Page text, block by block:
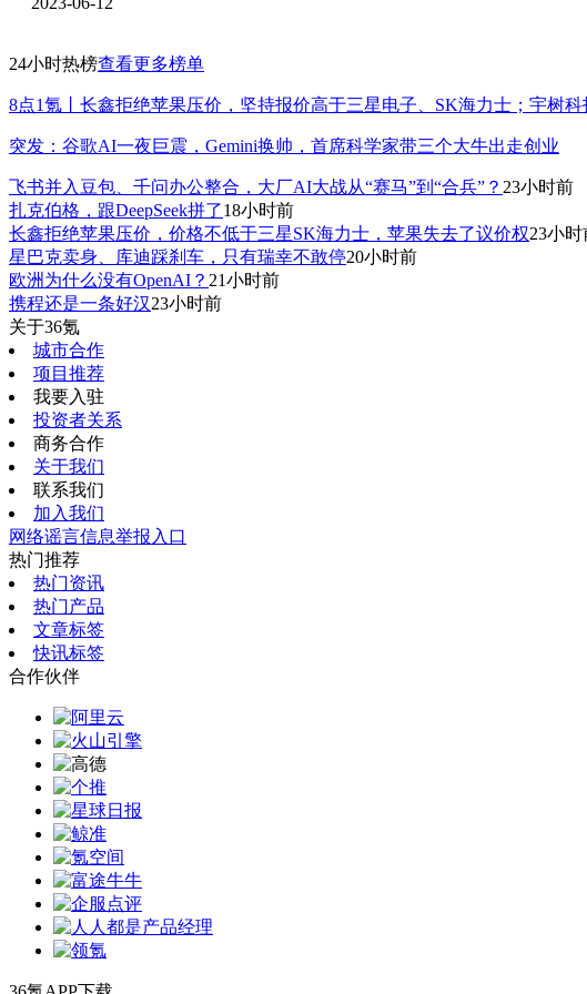
24小时热榜查看更多榜单
8点1氪丨长鑫拒绝苹果压价，坚持报价高于三星电子、SK海力士；宇树
突发：谷歌AI一夜巨震，Gemini换帅，首席科学家带三个大牛出走创业
飞书并入豆包、千问办公整合，大厂AI大战从“赛马”到“合兵”？ 23小时前
扎克伯格，跟DeepSeek拼了18小时前
长鑫拒绝苹果压价，价格不低于三星SK海力士，苹果失去了议价权23小时
星巴克卖身、库迪踩刹车，只有瑞幸不敢停20小时前
欧洲为什么没有OpenAI？ 21小时前
携程还是一条好汉23小时前
关于36氪
城市合作
项目推荐
我要入驻
投资者关系
商务合作
关于我们
联系我们
加入我们
网络谣言信息举报入口
热门推荐
热门资讯
热门产品
文章标签
快讯标签
合作伙伴